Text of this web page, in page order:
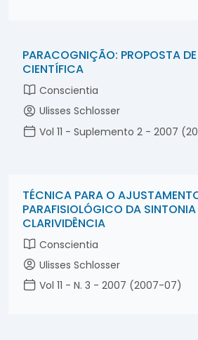
PARACOGNIÇÃO: PROPOSTA
CIENTÍFICA
Conscientia
Ulisses Schlosser
Vol 11 - Suplemento 2 - 2007
TÉCNICA PARA O
PARAFISIOLÓGICO DA
CLARIVIDÊNCIA
Conscientia
Ulisses Schlosser
Vol 11 - N. 3 - 2007 (2007-07)